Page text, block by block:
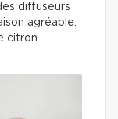
diffuseurs
agréable.
citron.